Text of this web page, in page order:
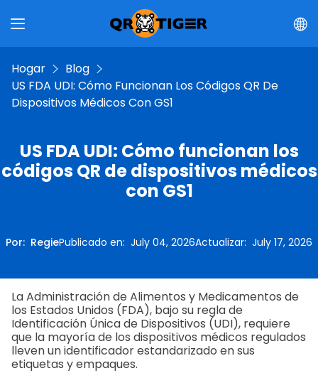
Hogar
Blog
US FDA UDI: Cómo Funcionan Los Códigos QR De
Dispositivos Médicos Con GS1
US FDA UDI: Cómo funcionan los
códigos QR de dispositivos médicos
con GS1
Por: RegiePublicado en: July 04, 2026Actualizar: July 17, 2026
La Administración de Alimentos y Medicamentos de
los Estados Unidos (FDA), bajo su regla de
Identificación Única de Dispositivos (UDI), requiere
que la mayoría de los dispositivos médicos regulados
lleven un identificador estandarizado en sus
etiquetas y empaques.